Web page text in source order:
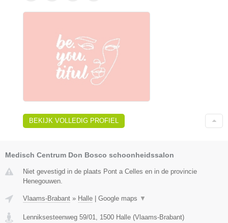
BEKIJK VOLLEDIG PROFIEL
Medisch Centrum Don Bosco schoonheidssalon
Niet gevestigd in de plaats Pont a Celles en in de provincie
Henegouwen.
Vlaams-Brabant » Halle | Google maps ▼
Lenniksesteenweg 59/01 1500 Halle (Vlaams-Brabant)